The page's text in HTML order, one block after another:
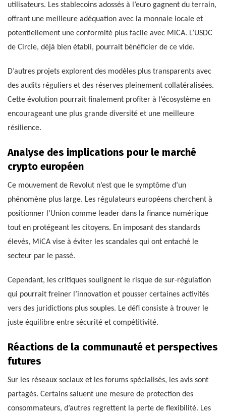
utilisateurs. Les stablecoins adossés à l’euro gagnent du terrain,
offrant une meilleure adéquation avec la monnaie locale et
potentiellement une conformité plus facile avec MiCA. L’USDC
de Circle, déjà bien établi, pourrait bénéficier de ce vide.
D’autres projets explorent des modèles plus transparents avec
des audits réguliers et des réserves pleinement collatéralisées.
Cette évolution pourrait finalement profiter à l’écosystème en
encourageant une plus grande diversité et une meilleure
résilience.
Analyse des implications pour le marché
crypto européen
Ce mouvement de Revolut n’est que le symptôme d’un
phénomène plus large. Les régulateurs européens cherchent à
positionner l’Union comme leader dans la finance numérique
tout en protégeant les citoyens. En imposant des standards
élevés, MiCA vise à éviter les scandales qui ont entaché le
secteur par le passé.
Cependant, les critiques soulignent le risque de sur-régulation
qui pourrait freiner l’innovation et pousser certaines activités
vers des juridictions plus souples. Le défi consiste à trouver le
juste équilibre entre sécurité et compétitivité.
Réactions de la communauté et perspectives
futures
Sur les réseaux sociaux et les forums spécialisés, les avis sont
partagés. Certains saluent une mesure de protection des
consommateurs, d’autres regrettent la perte de flexibilité. Les